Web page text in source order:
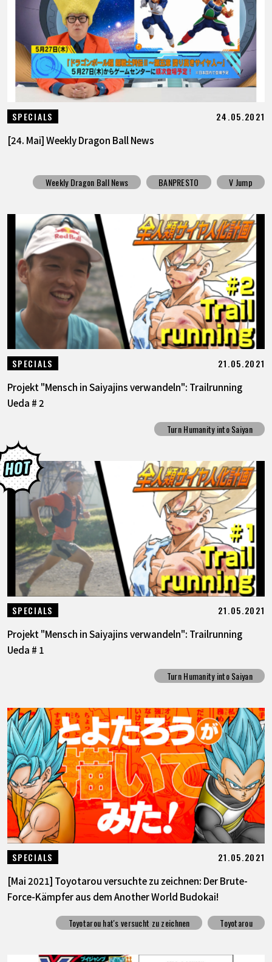
SPECIALS 24.05.2021
[24. Mai] Weekly Dragon Ball News
Weekly Dragon Ball News BANPRESTO V Jump
SPECIALS 21.05.2021
Projekt "Mensch in Saiyajins verwandeln": Trailrunning
Ueda # 2
Turn Humanity into Saiyan
SPECIALS 21.05.2021
Projekt "Mensch in Saiyajins verwandeln": Trailrunning
Ueda # 1
Turn Humanity into Saiyan
SPECIALS 21.05.2021
[Mai 2021] Toyotarou versuchte zu zeichnen: Der Brute-
Force-Kämpfer aus dem Another World Budokai!
Toyotarou hat's versucht zu zeichnen Toyotarou